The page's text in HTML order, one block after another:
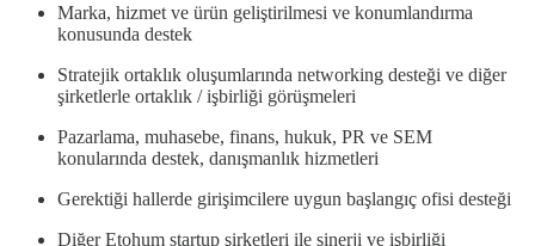
Marka, hizmet ve ürün geliştirilmesi ve konumlandırma
konusunda destek
Stratejik ortaklık oluşumlarında networking desteği ve diğer
şirketlerle ortaklık / işbirliği görüşmeleri
Pazarlama, muhasebe, finans, hukuk, PR ve SEM
konularında destek, danışmanlık hizmetleri
Gerektiği hallerde girişimcilere uygun başlangıç ofisi desteği
Diğer Etohum startup şirketleri ile sinerji ve işbirliği